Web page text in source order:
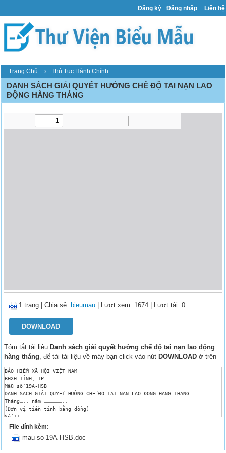
Đăng ký Đăng nhập Liên hệ
Trang Chủ › Thủ Tục Hành Chính
DANH SÁCH GIẢI QUYẾT HƯỞNG CHẾ ĐỘ TAI NẠN LAO
ĐỘNG HÀNG THÁNG
1 trang |Chia sẻ: bieumau | Lượt xem: 1674 | Lượt tải: 0
DOWNLOAD
Tóm tắt tài liệu Danh sách giải quyết hưởng chế độ tai nạn lao động
hàng tháng, để tải tài liệu về máy bạn click vào nút DOWNLOAD ở trên
BẢO HIỂM XÃ HỘI VIỆT NAM
BHXH TỈNH, TP …………………….
Mẫu số 19A-HSB
DANH SÁCH GIẢI QUYẾT HƯỞNG CHẾ ĐỘ TAI NẠN LAO ĐỘNG HÀNG THÁNG
Tháng….. năm ………………..
(Đơn vị tiền tính bằng đồng)
Số TT
Số QĐ
Họ và tên
File đính kèm:
mau-so-19A-HSB.doc